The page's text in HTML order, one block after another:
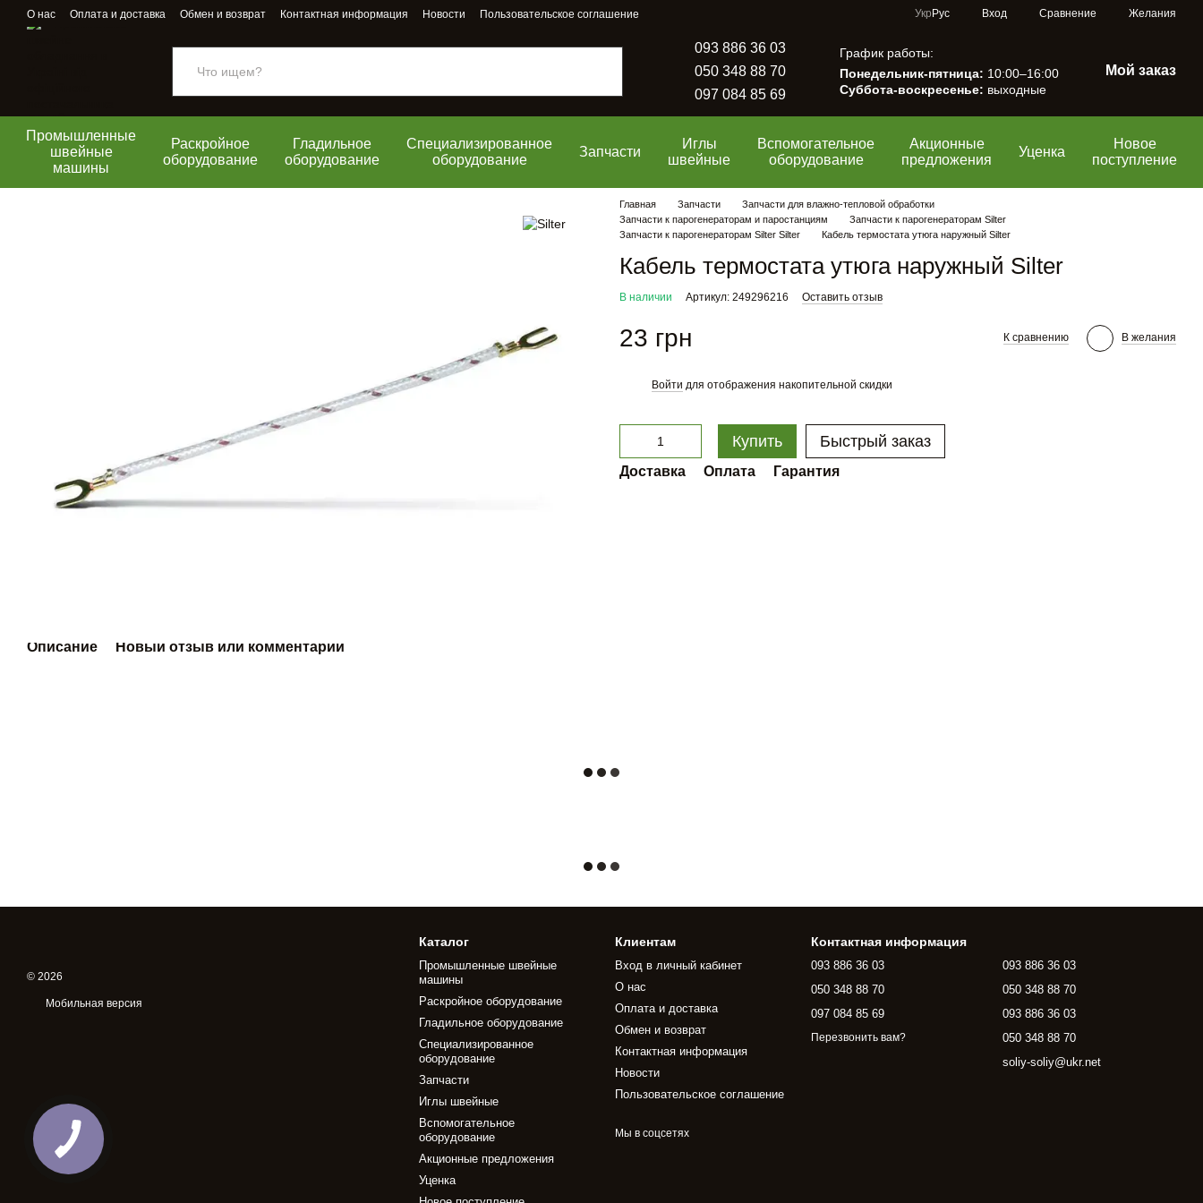
Перейти к основному контенту
О нас Оплата и доставка Обмен и возврат Контактная информация Новости Пользовательское соглашение Укр Рус Вход Сравнение Желания
093 886 36 03
050 348 88 70
097 084 85 69
График работы:
Понедельник-пятница: 10:00–16:00
Суббота-воскресенье: выходные
Мой заказ
Промышленные
швейные
машины
Раскройное
оборудование
Гладильное
оборудование
Специализированное
оборудование
Запчасти
Иглы
швейные
Вспомогательное
оборудование
Акционные
предложения
Уценка
Новое
поступление
Описание Новый отзыв или комментарий
Главная Запчасти
Запчасти для влажно-тепловой обработки
Запчасти к парогенераторам и паростанциям
Запчасти к парогенераторам Silter
Запчасти к парогенераторам Silter Silter
Кабель термостата утюга наружный Silter
Кабель термостата утюга наружный Silter
В наличии Артикул: 249296216 Оставить отзыв
23 грн К сравнению В желания
Войти для отображения накопительной скидки
Купить Быстрый заказ
Доставка Оплата Гарантия
© 2026
Мобильная версия
Каталог
Промышленные швейные
машины
Раскройное оборудование
Гладильное оборудование
Специализированное
оборудование
Запчасти
Иглы швейные
Вспомогательное
оборудование
Акционные предложения
Уценка
Клиентам
Вход в личный кабинет
О нас
Оплата и доставка
Обмен и возврат
Контактная информация
Новости
Пользовательское соглашение
Мы в соцсетях
Контактная информация
093 886 36 03
050 348 88 70
097 084 85 69
Перезвонить вам?
093 886 36 03
050 348 88 70
093 886 36 03
050 348 88 70
soliy-soliy@ukr.net